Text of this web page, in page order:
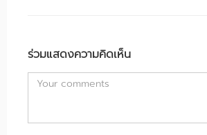
ร่วมแสดงความคิดเห็น